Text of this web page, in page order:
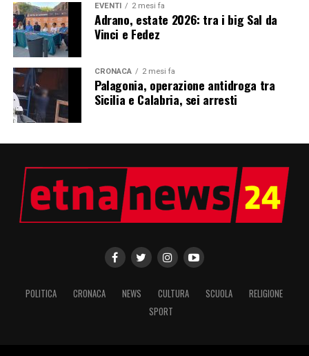
EVENTI 2 mesi fa
Adrano, estate 2026: tra i big Sal da
Vinci e Fedez
CRONACA 2 mesi fa
Palagonia, operazione antidroga tra
Sicilia e Calabria, sei arresti
POLITICA CRONACA NEWS CULTURA SCUOLA
RELIGIONE
SPORT